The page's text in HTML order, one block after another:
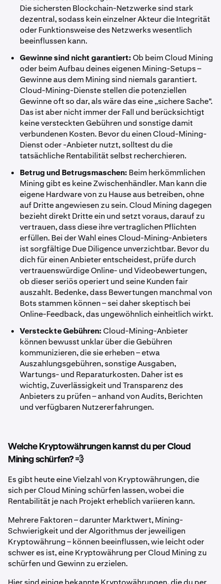
Die sichersten Blockchain-Netzwerke sind stark
dezentral, sodass kein einzelner Akteur die Integrität
oder Funktionsweise des Netzwerks wesentlich
beeinflussen kann.
Gewinne sind nicht garantiert:Ob beim Cloud Mining
oder beim Aufbau deines eigenen Mining-Setups –
Gewinne aus dem Mining sind niemals garantiert.
Cloud-Mining-Dienste stellen die potenziellen
Gewinne oft so dar, als wäre das eine „sichere Sache".
Das ist aber nicht immer der Fall und berücksichtigt
keine versteckten Gebühren und sonstige damit
verbundenen Kosten. Bevor du einen Cloud-Mining-
Dienst oder -Anbieter nutzt, solltest du die
tatsächliche Rentabilität selbst recherchieren.
Betrug und Betrugsmaschen: Beim herkömmlichen
Mining gibt es keine Zwischenhändler. Man kann die
eigene Hardware von zu Hause aus betreiben, ohne
auf Dritte angewiesen zu sein. Cloud Mining dagegen
bezieht direkt Dritte ein und setzt voraus, darauf zu
vertrauen, dass diese ihre vertraglichen Pflichten
erfüllen. Bei der Wahl eines Cloud-Mining-Anbieters
ist sorgfältige Due Diligence unverzichtbar. Bevor du
dich für einen Anbieter entscheidest, prüfe durch
vertrauenswürdige Online- und Videobewertungen,
ob dieser seriös operiert und seine Kunden fair
auszahlt. Bedenke, dass Bewertungen manchmal von
Bots stammen können – sei daher skeptisch bei
Online-Feedback, das ungewöhnlich einheitlich wirkt.
Versteckte Gebühren:Cloud-Mining-Anbieter
können bewusst unklar über die Gebühren
kommunizieren, die sie erheben – etwa
Auszahlungsgebühren, sonstige Ausgaben,
Wartungs- und Reparaturkosten. Daher ist es
wichtig, Zuverlässigkeit und Transparenz des
Anbieters zu prüfen – anhand von Audits, Berichten
und verfügbaren Nutzererfahrungen.
Welche Kryptowährungen kannst du per Cloud
Mining schürfen? 💨
Es gibt heute eine Vielzahl von Kryptowährungen, die
sich per Cloud Mining schürfen lassen, wobei die
Rentabilität je nach Projekt erheblich variieren kann.
Mehrere Faktoren – darunter Marktwert, Mining-
Schwierigkeit und der Algorithmus der jeweiligen
Kryptowährung – können beeinflussen, wie leicht oder
schwer es ist, eine Kryptowährung per Cloud Mining zu
schürfen und Gewinn zu erzielen.